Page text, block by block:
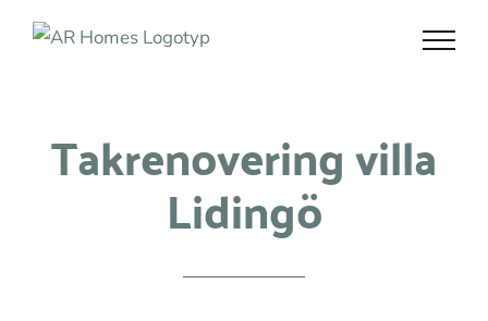
Takrenovering villa
Lidingö